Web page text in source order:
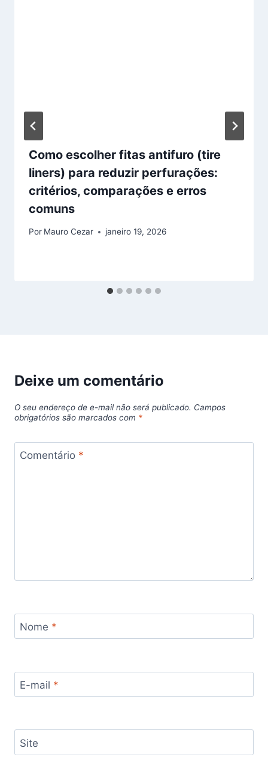
Como escolher fitas antifuro (tire
liners) para reduzir perfurações:
critérios, comparações e erros
comuns
Por Mauro Cezar janeiro 19, 2026
Deixe um comentário
O seu endereço de e-mail não será publicado. Campos
obrigatórios são marcados com *
Comentário *
Nome *
E-mail *
Site